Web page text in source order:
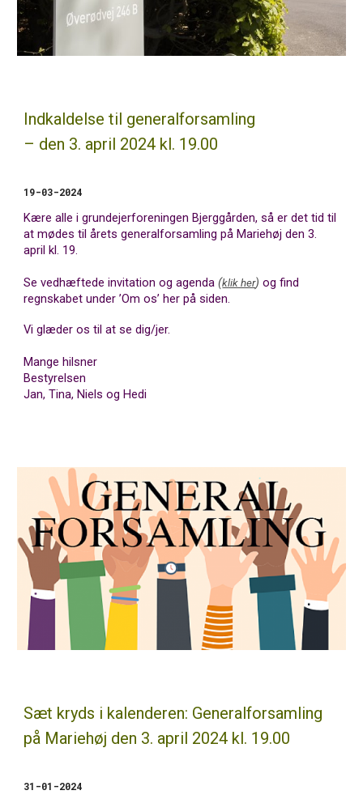
Indkaldelse til generalforsamling
– den 3. april 2024 kl. 19.00
19-03-2024
Kære alle i grundejerforeningen Bjerggården, så er det tid til
at mødes til årets generalforsamling på Mariehøj den 3.
april kl. 19.
Sevedhæftede invitation og agenda(klik her) og find
regnskabet under ’Om os’ her på siden.
Vi glæder os til at se dig/jer.
Mange hilsner
Bestyrelsen
Jan, Tina, Niels og Hedi
Sæt kryds i kalenderen: Generalforsamling
på Mariehøj den 3. april 2024 kl. 19.00
31-01-2024